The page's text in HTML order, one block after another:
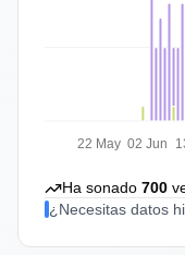
22 May 02 Jun
Ha sonado 700
¿Necesitas datos